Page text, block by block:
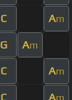
C Am
G Am
C Am
C Am